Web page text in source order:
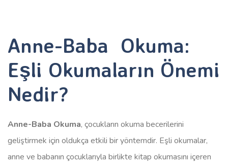
Anne-Baba Okuma:
Eşli Okumaların Önemi
Nedir?
Anne-Baba Okuma, çocukların okuma becerilerini
geliştirmek için oldukça etkili bir yöntemdir. Eşli okumalar,
anne ve babanın çocuklarıyla birlikte kitap okumasını içeren